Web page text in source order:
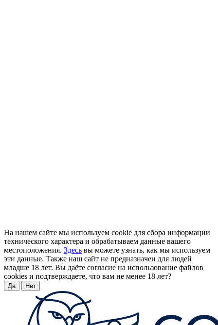
На нашем сайте мы используем cookie для сбора информации
технического характера и обрабатываем данные вашего
местоположения. Здесь вы можете узнать, как мы используем
эти данные. Также наш сайт не предназначен для людей
младше 18 лет. Вы даёте согласие на использование файлов
cookies и подтверждаете, что вам не менее 18 лет?
Да Нет